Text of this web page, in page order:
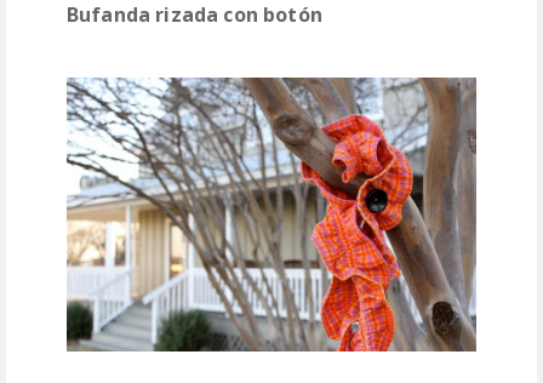
Bufanda rizada con botón